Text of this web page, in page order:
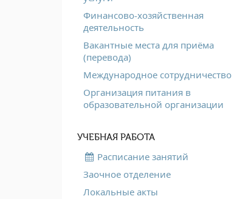
Финансово-хозяйственная
деятельность
Вакантные места для приёма
(перевода)
Международное сотрудничество
Организация питания в
образовательной организации
УЧЕБНАЯ РАБОТА
Расписание занятий
Заочное отделение
Локальные акты